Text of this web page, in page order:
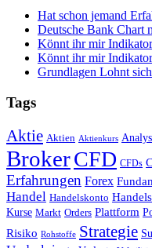
Hat schon jemand
Deutsche Bank Chart
Könnt ihr mir
Könnt ihr mir
Grundlagen Lohnt
Tags
Aktie Aktien Aktienkurs
BrokerCFD CFDs
Erfahrungen Forex
Handel Handelskonto
Kurse Markt Orders Plattform
Risiko Rohstoffe Strategie